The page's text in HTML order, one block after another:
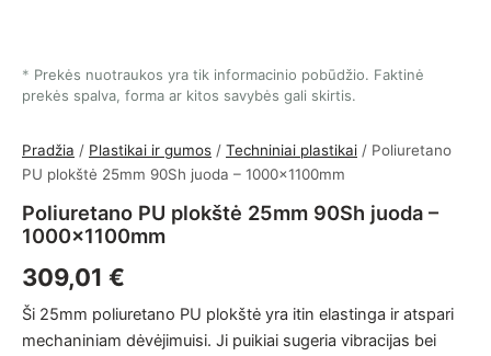
Prekės nuotraukos yra tik informacinio pobūdžio. Faktinė
prekės spalva, forma ar kitos savybės gali skirtis.
Pradžia / Plastikai ir gumos / Techniniai plastikai / Poliuretano
PU plokštė 25mm 90Sh juoda – 1000x1100mm
Poliuretano PU plokštė 25mm 90Sh juoda –
1000x1100mm
309,01 €
Ši 25mm poliuretano PU plokštė yra itin elastinga ir atspari
mechaniniam dėvėjimuisi. Ji puikiai sugeria vibracijas bei